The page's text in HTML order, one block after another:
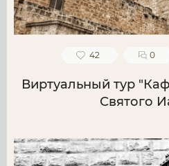
42 0
Виртуальный тур
Святого